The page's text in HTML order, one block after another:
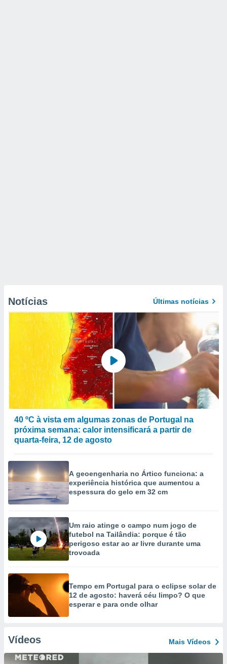
Notícias Últimas notícias
40 ºC à vista em algumas zonas de Portugal na
próxima semana: calor intensificará a partir de
quarta-feira, 12 de agosto
A geoengenharia no Ártico funciona: a
experiência histórica que aumentou a
espessura do gelo em 32 cm
Um raio atinge o campo num jogo de
futebol na Tailândia: porque é tão
perigoso estar ao ar livre durante uma
trovoada
Tempo em Portugal para o eclipse solar de
12 de agosto: haverá céu limpo? O que
esperar e para onde olhar
Vídeos Mais Vídeos